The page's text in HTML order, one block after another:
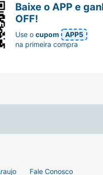
Fale Conosco
Baixe o APP e
OFF!
Use ocupom
APP5
na primeira compra